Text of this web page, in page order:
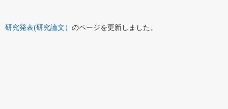
研究発表(研究論文） のページを更新しました。